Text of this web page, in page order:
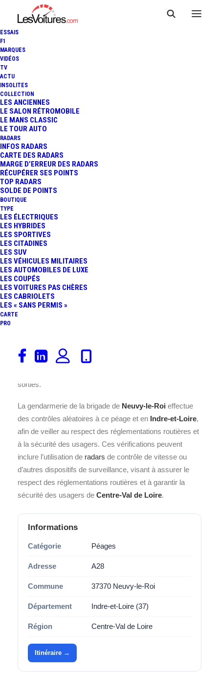
ESSAIS
F1
MARQUES
VIDÉOS
TV
ACTU
INSOLITES
COLLECTION
LES ANCIENNES
LE SALON RÉTROMOBILE
LE MANS CLASSIC
LE TOUR AUTO
RADARS
INFOS RADARS
CARTE DES RADARS
MARGE D’ERREUR DES RADARS
RÉCUPÉRER SES POINTS
TOP RADARS
SOLDE DE POINTS
BOUTIQUE
TYPE
LES ÉLECTRIQUES
LES HYBRIDES
LES SPORTIVES
LES CITADINES
LES SUV
LES VÉHICULES MILITAIRES
LES AUTOMOBILES DE LUXE
LES COUPÉS
LES VOITURES PAS CHÈRES
LES CABRIOLETS
LES « SANS PERMIS »
CARTE
PRO
Christophe (7 voies)
Gauche
Le péage de
point de passage situé sur l’autoroute
A28,
département de
Centre-Val de Loire.
équipé de
pleine voie,
fluide et efficace du trafic.
Pour visualiser les augmentations des
Saint Christophesurl’A28
Afin d’assurer la sécurité et le bon fonctionnement du
passage des véhicules, une réglementation stricte est
l’arrêt est obligatoire afin de procéder au paiement du
sorties.
La gendarmerie de la brigade de Neuvy-le-Roi effectue
des contrôles aléatoires à ce péage et en Indre-et-Loire,
afin de veiller au respect des réglementations routières et
à la sécurité des usagers. Ces vérifications peuvent
inclure l’utilisation de radars de contrôle de vitesse ou
d’autres dispositifs de surveillance, visant à assurer le
respect des réglementations routières et à garantir la
sécurité des usagers de Centre-Val de Loire.
Informations
Catégorie Péages
Adresse A28
Commune 37370 Neuvy-le-Roi
Département Indre-et-Loire (37)
Région Centre-Val de Loire
Itinéraire →